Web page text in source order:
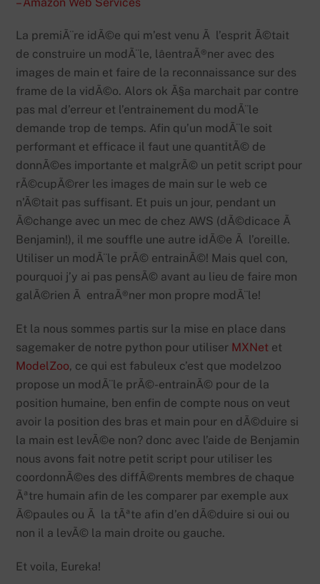
La premiÃ¨re idÃ©e qui m’est venu Ã l’esprit Ã©tait
de construire un modÃ¨le, lâentraÃ®ner avec des
images de main et faire de la reconnaissance sur des
frame de la vidÃ©o. Alors ok Ã§a marchait par contre
pas mal d’erreur et l’entrainement du modÃ¨le
demande trop de temps. Afin qu’un modÃ¨le soit
performant et efficace il faut une quantitÃ© de
donnÃ©es importante et malgrÃ© un petit script pour
rÃ©cupÃ©rer les images de main sur le web ce
n’Ã©tait pas suffisant. Et puis un jour, pendant un
Ã©change avec un mec de chez AWS (dÃ©dicace Ã
Benjamin!), il me souffle une autre idÃ©e Ã l’oreille.
Utiliser un modÃ¨le prÃ© entrainÃ©! Mais quel con,
pourquoi j’y ai pas pensÃ© avant au lieu de faire mon
galÃ©rien Ã entraÃ®ner mon propre modÃ¨le!
Et la nous sommes partis sur la mise en place dans
sagemaker de notre python pour utiliser MXNet et
ModelZoo, ce qui est fabuleux c’est que modelzoo
propose un modÃ¨le prÃ©-entrainÃ© pour de la
position humaine, ben enfin de compte nous on veut
avoir la position des bras et main pour en dÃ©duire si
la main est levÃ©e non? donc avec l’aide de Benjamin
nous avons fait notre petit script pour utiliser les
coordonnÃ©es des diffÃ©rents membres de chaque
Ãªtre humain afin de les comparer par exemple aux
Ã©paules ou Ã la tÃªte afin d’en dÃ©duire si oui ou
non il a levÃ© la main droite ou gauche.
Et voila, Eureka!